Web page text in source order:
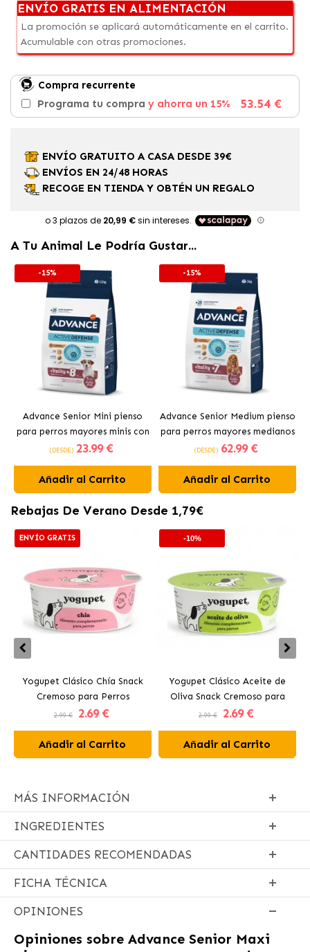
ENVÍO GRATIS EN ALIMENTACIÓN
La promoción se aplicará automáticamente en el carrito.
Acumulable con otras promociones.
Compra recurrente
Programa tu compra y ahorra un 15% 53.54 €
ENVÍO GRATUITO A CASA DESDE 39€
ENVÍOS EN 24/48 HORAS
RECOGE EN TIENDA Y OBTÉN UN REGALO
A Tu Animal Le Podría Gustar...
-15%
Advance Senior Mini pienso
para perros mayores minis con
pollo
(DESDE) 23.99 €
Añadir al Carrito
-15%
Advance Senior Medium pienso
para perros mayores medianos
con pollo
(DESDE) 62.99 €
Añadir al Carrito
Rebajas De Verano Desde 1,79€
ENVÍO GRATIS
Yogupet Clásico Chía Snack
Cremoso para Perros
2.99 € 2.69 €
Añadir al Carrito
-10%
Yogupet Clásico Aceite de
Oliva Snack Cremoso para
Perros
2.99 € 2.69 €
Añadir al Carrito
MÁS INFORMACIÓN
INGREDIENTES
CANTIDADES RECOMENDADAS
FICHA TÉCNICA
OPINIONES
Opiniones sobre Advance Senior Maxi